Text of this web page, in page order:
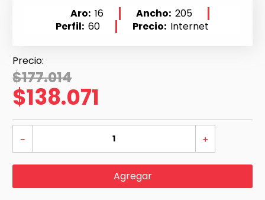
Aro 16 Ancho 205
Perfil 60 Precio Internet
$177.014
$138.071
＋
－
Agregar